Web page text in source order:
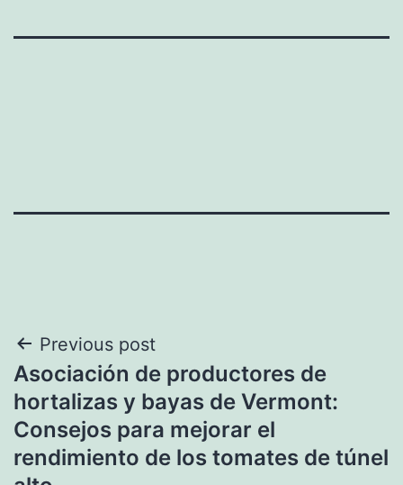
Navegación
de
entradas
Previous post
Asociación de productores de
hortalizas y bayas de Vermont:
Consejos para mejorar el
rendimiento de los tomates de túnel